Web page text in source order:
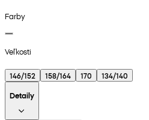
Farby
Veľkosti
146/152 158/164 170
134/140
Detaily